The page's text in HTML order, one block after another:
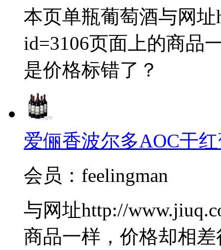
本页单瓶葡萄酒与网址
id=3106页面上的商品
是价格标错了？
爱俪香波尔多AOC干
会员：feelingman
与网址http://
商品一样，价格却相